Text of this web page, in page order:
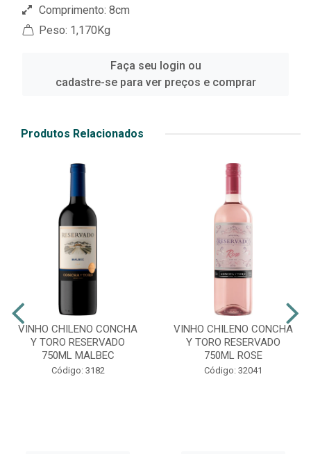
Comprimento: 8cm
Peso: 1,170Kg
Faça seu login ou
cadastre-se para ver preços e comprar
Produtos Relacionados
VINHO CHILENO CONCHA
Y TORO RESERVADO
750ML MALBEC
Código: 3182
VINHO CHILENO CONCHA
Y TORO RESERVADO
750ML ROSE
Código: 32041